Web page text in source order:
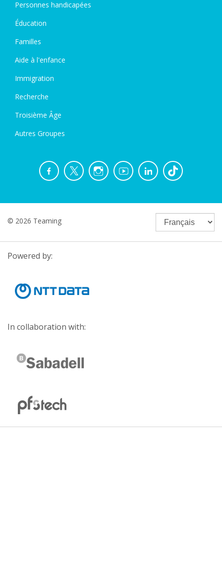
Personnes handicapées
Éducation
Familles
Aide à l'enfance
Immigration
Recherche
Troisième Âge
Autres Groupes
© 2026 Teaming
Powered by:
In collaboration with: